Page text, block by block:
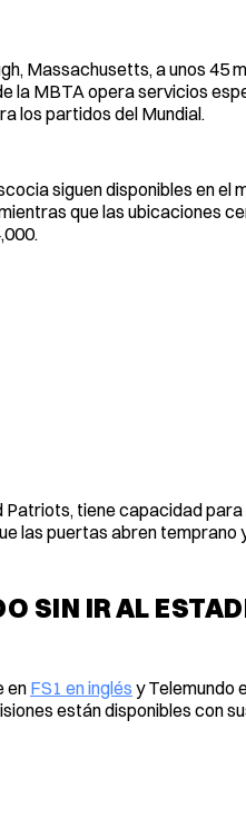
Massachusetts, a unos 45
la MBTA opera servicios
los partidos del Mundial.
siguen disponibles en
que las ubicaciones
Patriots, tiene capacidad
las puertas abren
SIN IR AL
en FS1 en inglés y Telemundo
están disponibles